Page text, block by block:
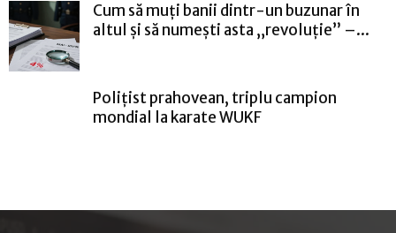
Cum să muți banii dintr-un buzunar în
altul și să numești asta „revoluție” –...
Polițist prahovean, triplu campion
mondial la karate WUKF